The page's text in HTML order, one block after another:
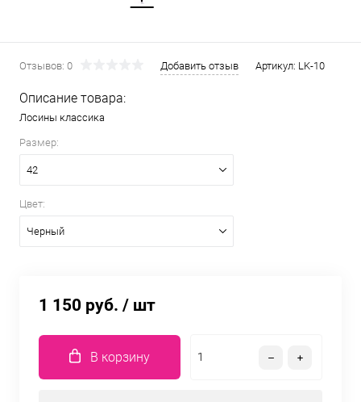
Отзывов: 0 Добавить отзыв Артикул: LK-10
Описание товара:
Лосины классика
Размер:
42
Цвет:
Черный
1 150 руб. / шт
В корзину